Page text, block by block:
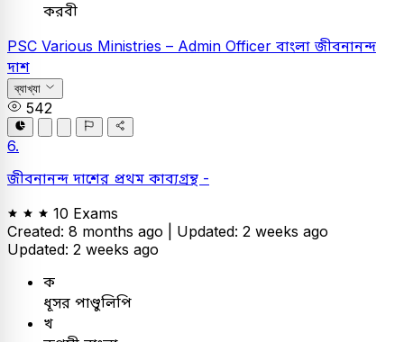
করবী
PSC Various Ministries – Admin Officer বাংলাজীবনানন্দ
দাশ
ব্যাখ্যা
542
6.
জীবনানন্দ দাশের প্রথম কাব্যগ্রন্থ -
10 Exams
Created: 8 months ago | Updated: 2 weeks ago
Updated: 2 weeks ago
ক
ধূসর পাণ্ডুলিপি
খ